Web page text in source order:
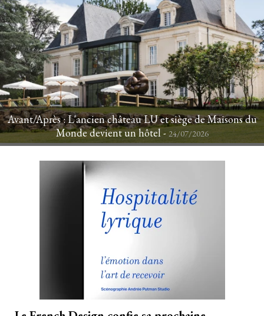
Avant/Après : L'ancien château LU et siège de Maisons du
Monde devient un hôtel - 24/07/2026